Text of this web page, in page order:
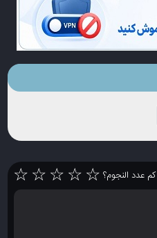
كم عدد النجوم؟ ☆
☆
☆
☆
☆